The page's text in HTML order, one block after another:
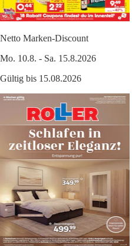
Netto Marken-Discount
Mo. 10.8. - Sa. 15.8.2026
Gültig bis 15.08.2026